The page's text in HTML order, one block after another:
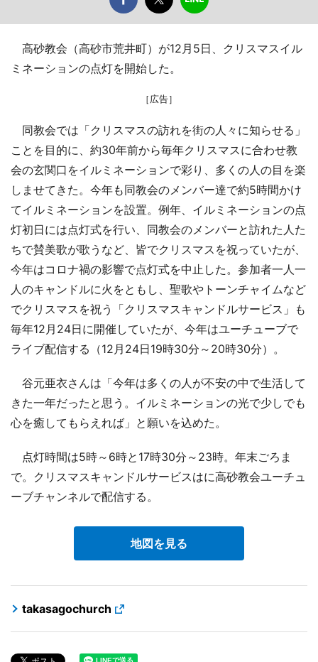
高砂教会（高砂市荒井町）が12月5日、クリスマスイル
ミネーションの点灯を開始した。
［広告］
同教会では「クリスマスの訪れを街の人々に知らせる」
ことを目的に、約30年前から毎年クリスマスに合わせ教
会の玄関口をイルミネーションで彩り、多くの人の目を楽
しませてきた。今年も同教会のメンバー達で約5時間かけ
てイルミネーションを設置。例年、イルミネーションの点
灯初日には点灯式を行い、同教会のメンバーと訪れた人た
ちで賛美歌が歌うなど、皆でクリスマスを祝っていたが、
今年はコロナ禍の影響で点灯式を中止した。参加者一人一
人のキャンドルに火をともし、聖歌やトーンチャイムなど
でクリスマスを祝う「クリスマスキャンドルサービス」も
毎年12月24日に開催していたが、今年はユーチューブで
ライブ配信する（12月24日19時30分～20時30分）。
谷元亜衣さんは「今年は多くの人が不安の中で生活して
きた一年だったと思う。イルミネーションの光で少しでも
心を癒してもらえれば」と願いを込めた。
点灯時間は5時～6時と17時30分～23時。年末ごろま
で。クリスマスキャンドルサービスはに高砂教会ユーチュ
ーブチャンネルで配信する。
地図を見る
takasagochurch